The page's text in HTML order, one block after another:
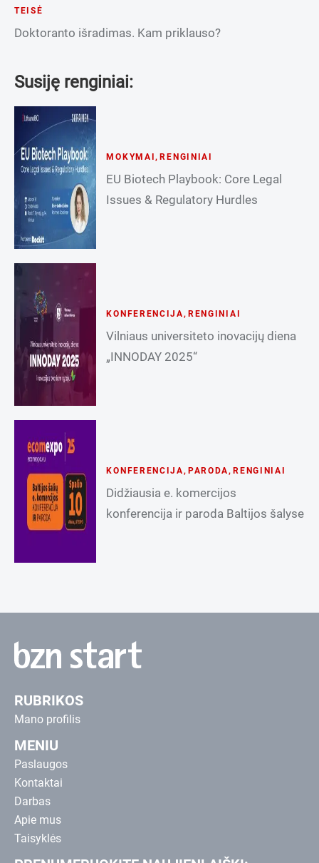
TEISĖ
Doktoranto išradimas. Kam priklauso?
Susiję renginiai:
MOKYMAI ,RENGINIAI
EU Biotech Playbook: Core Legal
Issues & Regulatory Hurdles
KONFERENCIJA , RENGINIAI
Vilniaus universiteto inovacijų diena
„INNODAY 2025“
KONFERENCIJA , PARODA ,RENGINIAI
Didžiausia e. komercijos
konferencija ir paroda Baltijos šalyse
RUBRIKOS
Mano profilis
MENIU
Paslaugos
Kontaktai
Darbas
Apie mus
Taisyklės